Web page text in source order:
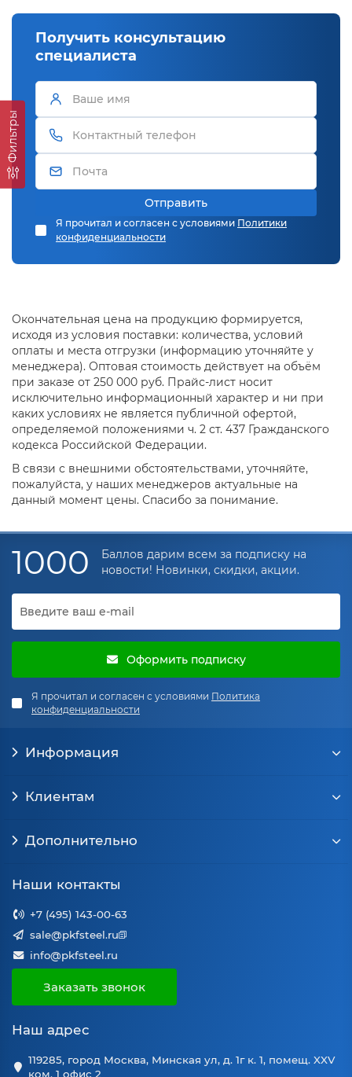
Фильтры
Получить консультацию
специалиста
Отправить
Я прочитал и согласен с условиями Политики
конфиденциальности
Окончательная цена на продукцию формируется,
исходя из условия поставки: количества, условий
оплаты и места отгрузки (информацию уточняйте у
менеджера). Оптовая стоимость действует на объём
при заказе от 250 000 руб. Прайс-лист носит
исключительно информационный характер и ни при
каких условиях не является публичной офертой,
определяемой положениями ч. 2 ст. 437 Гражданского
кодекса Российской Федерации.
В связи с внешними обстоятельствами, уточняйте,
пожалуйста, у наших менеджеров актуальные на
данный момент цены. Спасибо за понимание.
1000
Баллов дарим всем за подписку на
новости! Новинки, скидки, акции.
Оформить подписку
Я прочитал и согласен с условиями Политика
конфиденциальности
Информация
Клиентам
Дополнительно
Наши контакты
+7 (495) 143-00-63
sale@pkfsteel.ru
info@pkfsteel.ru
Заказать звонок
Наш адрес
119285, город Москва, Минская ул, д. 1г к. 1, помещ. XXV
ком. 1 офис 2